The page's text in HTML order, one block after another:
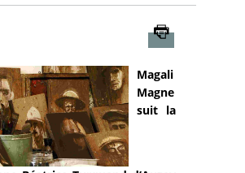
Magali
Magne
suit la